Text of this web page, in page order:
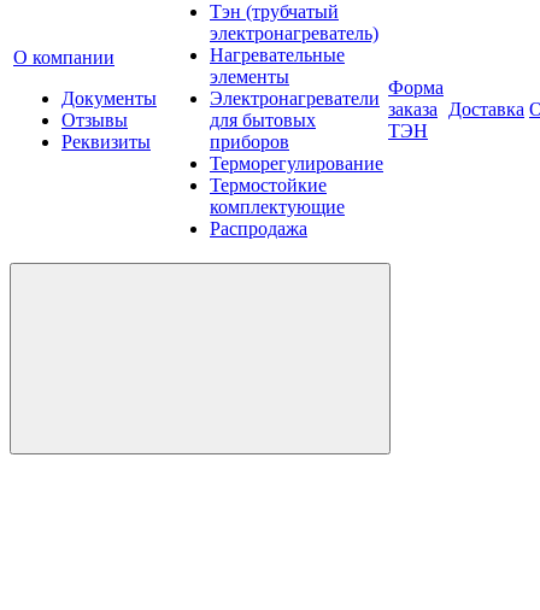
О компании
Документы
Отзывы
Реквизиты
Тэн (трубчатый
электронагреватель)
Нагревательные
элементы
Электронагреватели
для бытовых
приборов
Терморегулирование
Термостойкие
комплектующие
Распродажа
Форма
заказа
ТЭН
Доставка